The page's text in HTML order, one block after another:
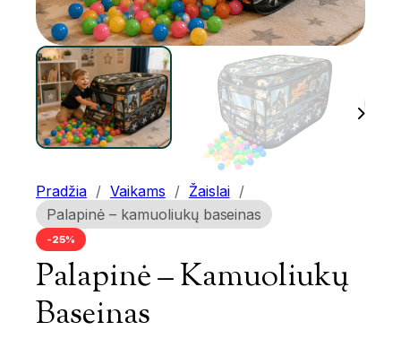
Pradžia / Vaikams / Žaislai /
Palapinė – kamuoliukų baseinas
-25%
Palapinė – Kamuoliukų
Baseinas